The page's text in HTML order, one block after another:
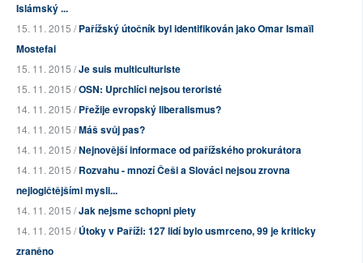
Islámský ...
15. 11. 2015 /Pařížský útočník byl identifikován jako Omar Ismaïl
Mostefai
15. 11. 2015 /Je suis multiculturiste
15. 11. 2015 /OSN: Uprchlíci nejsou teroristé
14. 11. 2015 /Přežije evropský liberalismus?
14. 11. 2015 /Máš svůj pas?
14. 11. 2015 /Nejnovější informace od pařížského prokurátora
14. 11. 2015 /Rozvahu - mnozí Češi a Slováci nejsou zrovna
nejlogičtějšími mysli...
14. 11. 2015 /Jak nejsme schopni piety
14. 11. 2015 /Útoky v Paříži: 127 lidí bylo usmrceno, 99 je kriticky
zraněno